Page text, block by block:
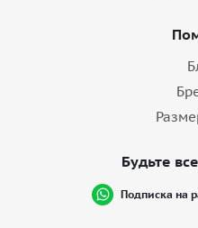
Будьте
Подписка на